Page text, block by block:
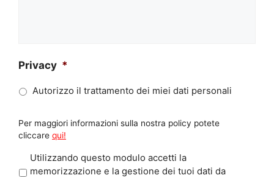
Privacy *
Autorizzo il trattamento dei miei dati personali
Per maggiori informazioni sulla nostra policy potete
cliccare qui!
r
Utilizzando questo modulo accetti la
memorizzazione e la gestione dei tuoi dati da